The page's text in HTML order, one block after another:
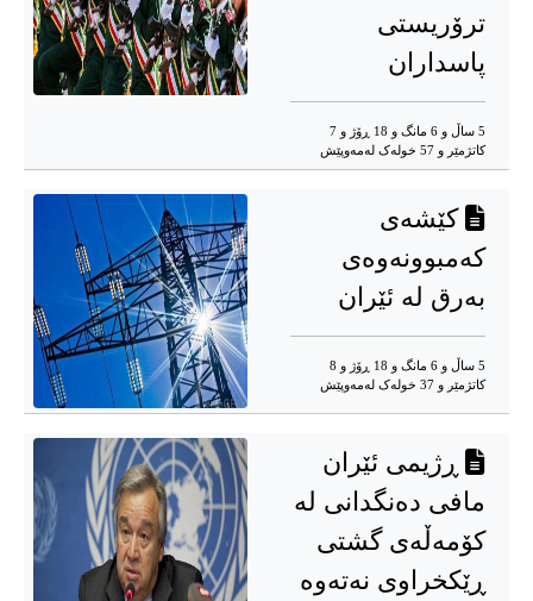
ترۆریستی
پاسداران
5 ساڵ و 6 مانگ و 18 ڕۆژ و 7
کاتژمێر و 57 خوله‌ک له‌مه‌وپێش‌
کێشەی
کەمبوونەوەی
بەرق لە ئێران
5 ساڵ و 6 مانگ و 18 ڕۆژ و 8
کاتژمێر و 37 خوله‌ک له‌مه‌وپێش‌
ڕژیمی ئێران
مافی دەنگدانی لە
کۆمەڵەی گشتی
ڕێکخراوی نەتەوە